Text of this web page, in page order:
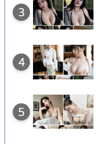
3
4
5